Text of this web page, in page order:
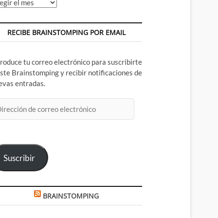
RECIBE BRAINSTOMPING POR EMAIL
tu correo electrónico para suscribirte
Brainstomping y recibir notificaciones de
entradas.
Suscribir
BRAINSTOMPING